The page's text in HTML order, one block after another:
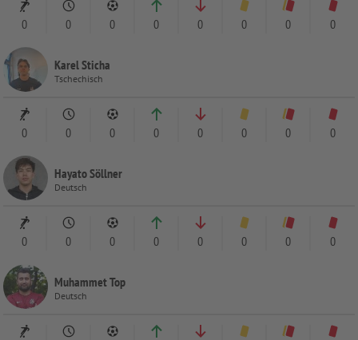
0 0 0 0 0 0 0 0
Karel Sticha
Tschechisch
0 0 0 0 0 0 0 0
Hayato Söllner
Deutsch
0 0 0 0 0 0 0 0
Muhammet Top
Deutsch